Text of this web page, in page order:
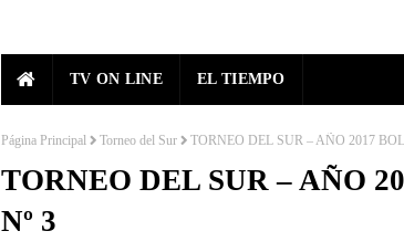
TV ON LINE EL TIEMPO
Página Principal Torneo del Sur TORNEO DEL SUR – AÑO 2017
TORNEO DEL SUR – AÑO
Nº 3